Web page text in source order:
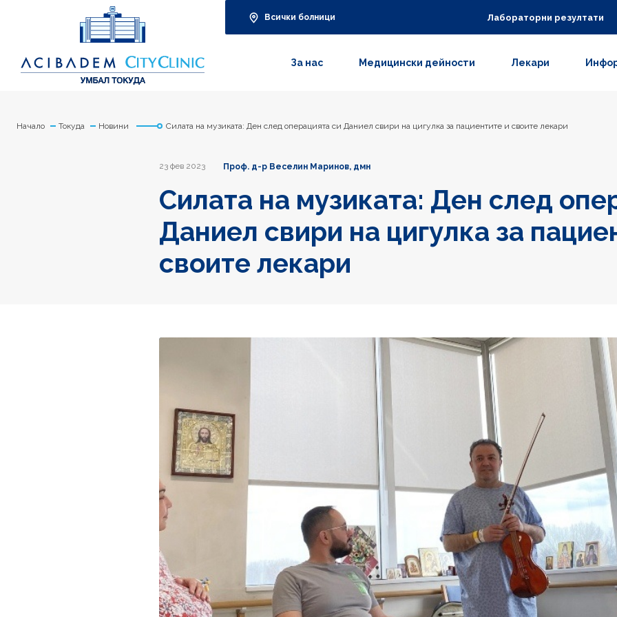
Всички болници Лабораторни резултати
За нас Медицински дейности Лекари
Начало Токуда Новини Силата на музиката: Ден след операцията си Даниел свири на цигулка за пациентите и своите лекари
23 фев 2023 Проф. д-р Веселин Маринов, дмн
Силата на музиката: Ден след
Даниел свири на цигулка за
своите лекари